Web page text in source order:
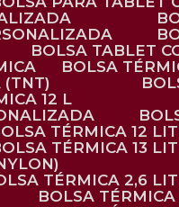
BOLSA TABLET
BOLSA
(TNT)
12 L
BOLSA TÉRMICA 12
BOLSA TÉRMICA 13
TÉRMICA 2,6
BOLSA